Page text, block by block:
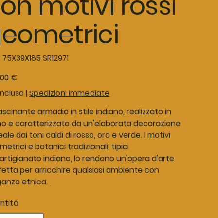
SKU
75X39X185
75X39X185 SR12971
€
| Spedizioni immediate
armadio in stile indiano, realizzato in
e caratterizzato da un'elaborata decorazione
dai toni caldi di rosso, oro e verde. I motivi
e botanici tradizionali, tipici
indiano, lo rendono un'opera d'arte
per arricchire qualsiasi ambiente con
etnica.